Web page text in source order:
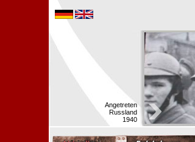
Angetreten
Russland
1940